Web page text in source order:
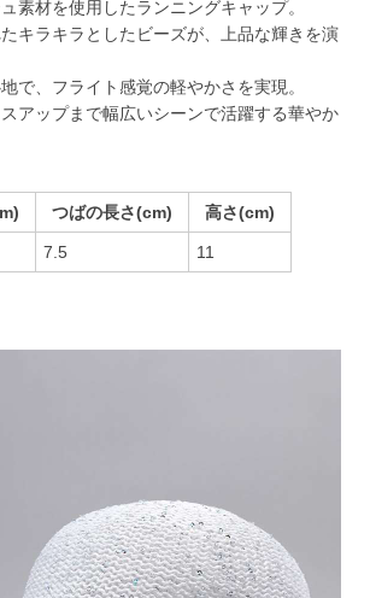
素材を使用したランニングキャップ。
キラキラとしたビーズが、上品な輝きを演
で、フライト感覚の軽やかさを実現。
アップまで幅広いシーンで活躍する華やか
つばの長さ(cm) 高さ(cm)
7.5 11